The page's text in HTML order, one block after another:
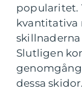
popularitet.
kvantitativa
skillnaderna
Slutligen
dessa skidor.